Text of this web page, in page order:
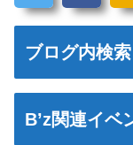
ブログ内検索
B’z関連イベ